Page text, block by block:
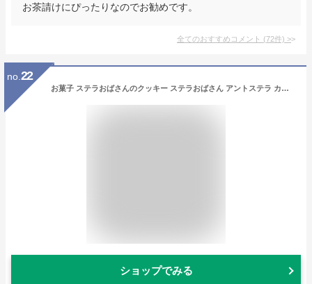
お茶請けにぴったりなのでお勧めです。
全てのおすすめコメント (72件) >
no. 22
お菓子 ステラおばさんのクッキー ステラおばさん アントステラ カントリーガゼット S G-10 12袋 菓子折り 焼き菓子 詰め合わせ セット ギフト プレゼント 内祝い お返し 結婚 出産 香典返し お供え お礼 祝い 個包装 小分け 1000円
ショップでみる